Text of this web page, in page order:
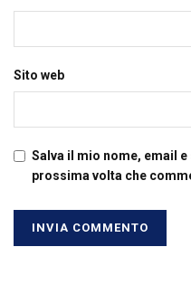
Sito web
Salva il mio nome, email
prossima volta che